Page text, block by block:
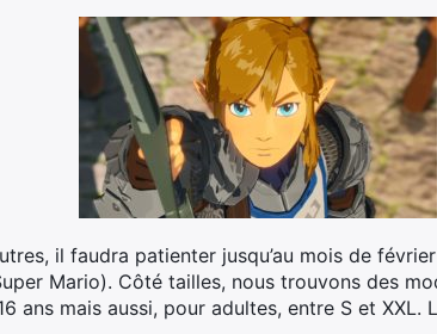
il faudra patienter jusqu’au mois de
Mario). Côté tailles, nous trouvons des
ans mais aussi, pour adultes, entre S et